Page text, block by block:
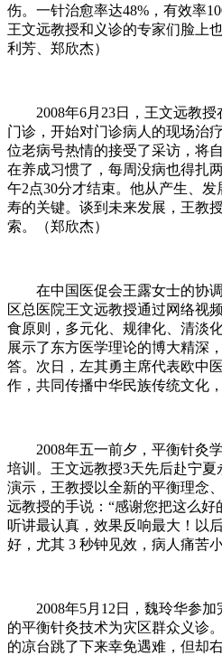
伤。一针治愈率达48%，有效率
王文远教授和义诊的专家们脸上
利芳、郑欣杰）
2008年6月23日，王文远教授
门诊，开始对门诊病人的现场治
位老病号热情的接受了采访，将
在养成习惯了，每周没病也得扎
午2点30分才结束。他从产生、
寿的关键。谈到未来发展，王教
索。（郑欣杰）
在中国医促会王露女士的协调
区总医院王文远教授通过网络视
食原则，多元化、规律化、清淡
展示了东方医学理论的博大精深
答。次日，左其勇主席代表欧中
作，共同传播中华民族传统文化
2008年五一前夕，平衡针灸学
培训。王文远教授3天先后赴宁
演示，王教授以全新的平衡理念
远教授的手说：“感谢您把这么
听讲最认真，效果反响最大！以
好，尤其 3 秒钟见效，病人痛苦
2008年5月12日，魏玲华参加
的平衡针灸技术为灾区群众义诊
的凉台跳了下来幸免遇难，但却